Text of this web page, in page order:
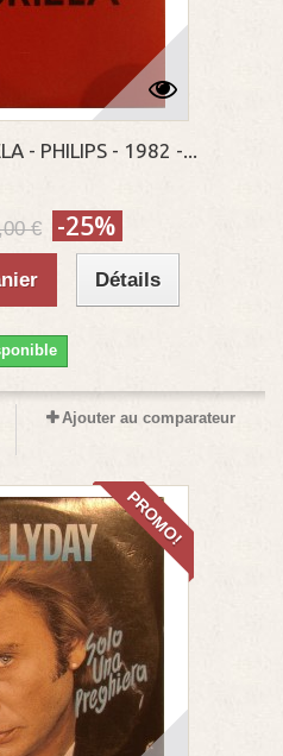
- PHILIPS - 1982 -...
€ -25%
Détails
Ajouter au comparateur
PROMO!